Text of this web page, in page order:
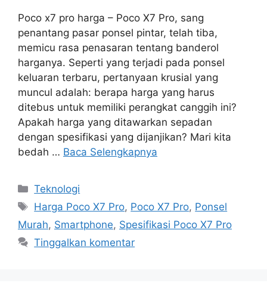
Poco x7 pro harga – Poco X7 Pro, sang
penantang pasar ponsel pintar, telah tiba,
memicu rasa penasaran tentang banderol
harganya. Seperti yang terjadi pada ponsel
keluaran terbaru, pertanyaan krusial yang
muncul adalah: berapa harga yang harus
ditebus untuk memiliki perangkat canggih ini?
Apakah harga yang ditawarkan sepadan
dengan spesifikasi yang dijanjikan? Mari kita
bedah … Baca Selengkapnya
Kategori
Teknologi
Tag
Harga Poco X7 Pro, Poco X7 Pro, Ponsel
Murah, Smartphone, Spesifikasi Poco X7 Pro
Tinggalkan komentar